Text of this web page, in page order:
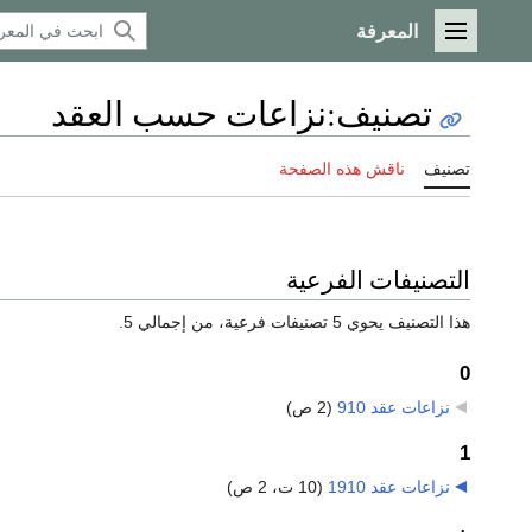
القائمة الرئيسية
المعرفة
تصنيف:نزاعات حسب العقد
تصنيف ناقش هذه الصفحة
التصنيفات الفرعية
هذا التصنيف يحوي 5 تصنيفات فرعية، من إجمالي 5.
0
نزاعات عقد 910 (2 ص)
1
نزاعات عقد 1910 (10 ت، 2 ص)